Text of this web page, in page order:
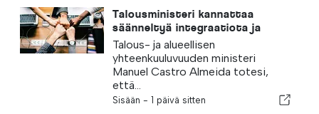
Talousministeri kannattaa
säänneltyä integraatiota ja
takaa maahanmuuttajille
nopeutetun menettelyn
Talous- ja alueellisen
yhteenkuuluvuuden ministeri
Manuel Castro Almeida totesi,
että...
Sisään - 1 päivä sitten